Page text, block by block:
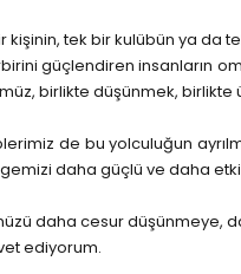
kişinin, tek bir kulübün ya da
güçlendiren insanların
birlikte düşünmek,
de bu yolculuğun
daha güçlü ve daha
daha cesur düşünmeye,
ediyorum.